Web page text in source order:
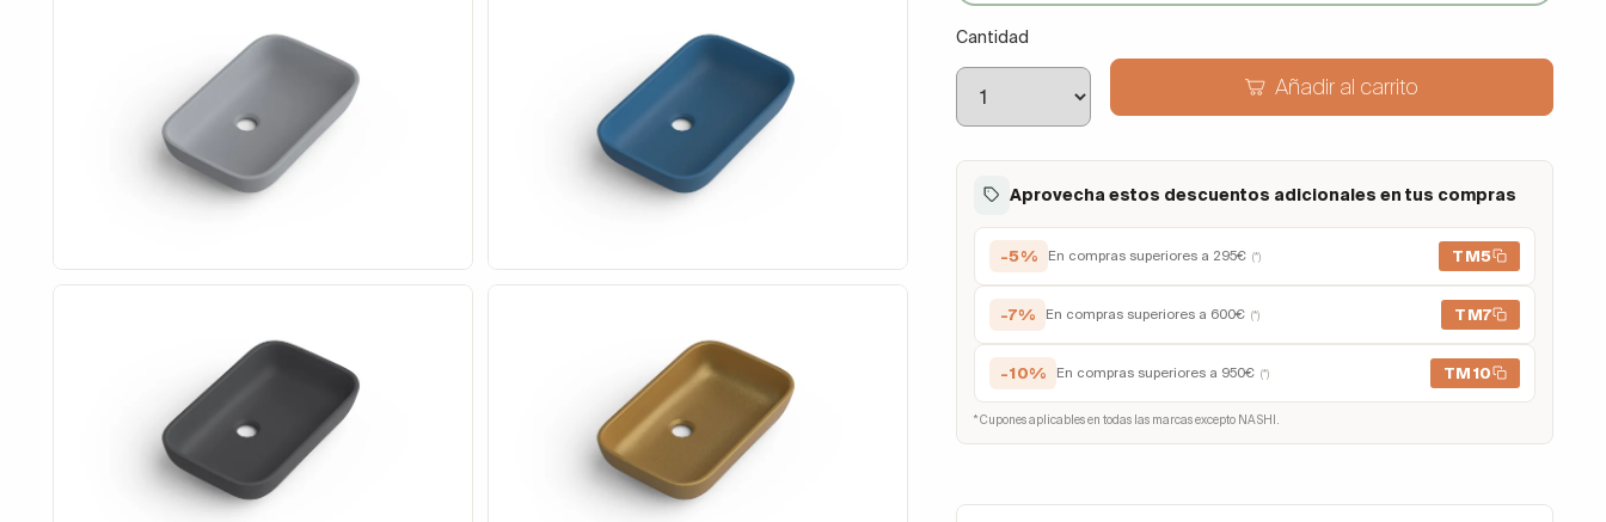
Cantidad
Añadir al carrito
Aprovecha estos descuentos adicionales en tus compras
-5% En compras superiores a 295€ (*) TM5
-7% En compras superiores a 600€ (*) TM7
-10% En compras superiores a 950€ (*) TM10
* Cupones aplicables en todas las marcas excepto NASHI.